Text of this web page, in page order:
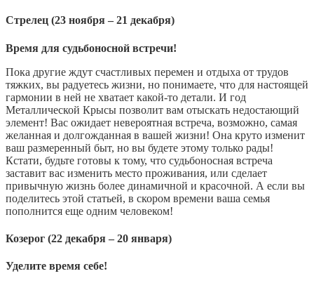
Стрелец (23 ноября – 21 декабря)
Время для судьбоносной встречи!
Пока другие ждут счастливых перемен и отдыха от трудов
тяжких, вы радуетесь жизни, но понимаете, что для настоящей
гармонии в ней не хватает какой-то детали. И год
Металлической Крысы позволит вам отыскать недостающий
элемент! Вас ожидает невероятная встреча, возможно, самая
желанная и долгожданная в вашей жизни! Она круто изменит
ваш размеренный быт, но вы будете этому только рады!
Кстати, будьте готовы к тому, что судьбоносная встреча
заставит вас изменить место проживания, или сделает
привычную жизнь более динамичной и красочной. А если вы
поделитесь этой статьей, в скором времени ваша семья
пополнится еще одним человеком!
Козерог (22 декабря – 20 января)
Уделите время себе!